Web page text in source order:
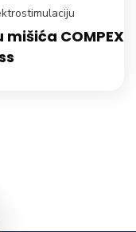
COMPEX